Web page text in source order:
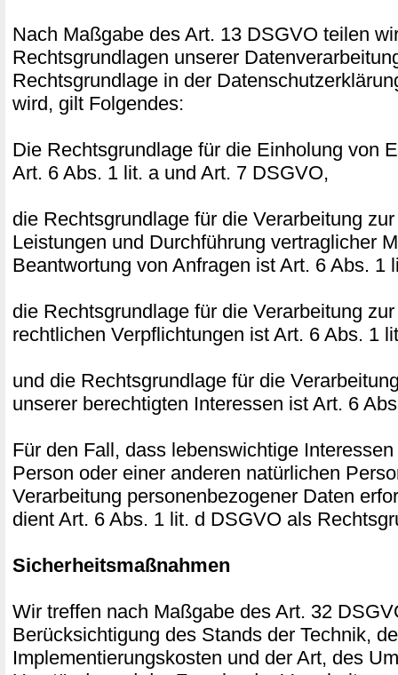
Nach Maßgabe des Art. 13 DSGVO teilen
Rechtsgrundlagen unserer
Rechtsgrundlage in der
wird, gilt Folgendes:
Die Rechtsgrundlage für die Einholung von
Art. 6 Abs. 1 lit. a und Art. 7 DSGVO,
die Rechtsgrundlage für die Verarbeitung
Leistungen und Durchführung vertraglicher
Beantwortung von Anfragen ist Art. 6 Abs. 1
die Rechtsgrundlage für die Verarbeitung
rechtlichen Verpflichtungen ist Art. 6 Abs. 1
und die Rechtsgrundlage für die
unserer berechtigten Interessen ist Art. 6
Für den Fall, dass lebenswichtige
Person oder einer anderen natürlichen
Verarbeitung personenbezogener Daten
dient Art. 6 Abs. 1 lit. d DSGVO als
Sicherheitsmaßnahmen
Wir treffen nach Maßgabe des Art. 32
Berücksichtigung des Stands der Technik,
Implementierungskosten und der Art, des